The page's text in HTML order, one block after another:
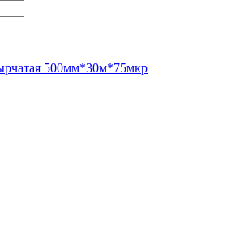
500мм*30м*75мкр